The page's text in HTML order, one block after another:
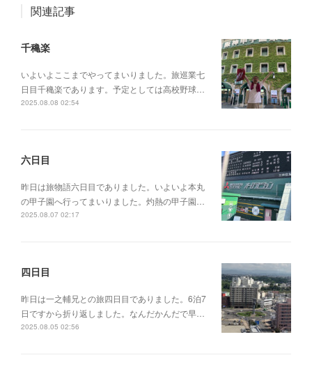
関連記事
千穐楽
いよいよここまでやってまいりました。旅巡業七
日目千穐楽であります。予定としては高校野球…
2025.08.08 02:54
六日目
昨日は旅物語六日目でありました。いよいよ本丸
の甲子園へ行ってまいりました。灼熱の甲子園…
2025.08.07 02:17
四日目
昨日は一之輔兄との旅四日目でありました。6泊7
日ですから折り返しました。なんだかんだで早…
2025.08.05 02:56